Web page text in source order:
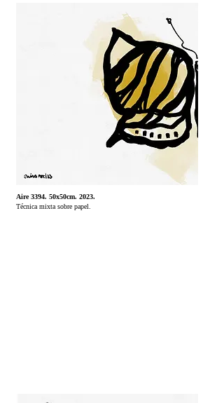
Aire 3394. 50x50cm. 2023.
Técnica mixta sobre papel.